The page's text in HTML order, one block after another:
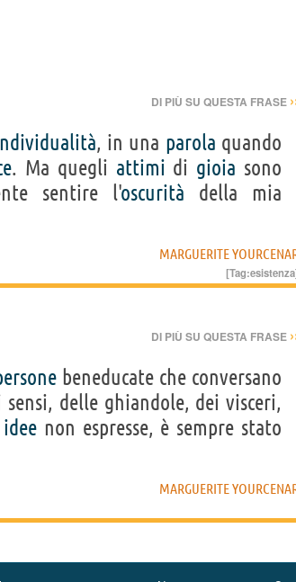
DI PIÙ SU QUESTA FRASE
, in una parola quando
. Ma quegli attimi di gioia sono
sentire l'oscurità della mia
MARGUERITE
[Tag:esistenza
DI PIÙ SU QUESTA FRASE
beneducate che conversano
sensi, delle ghiandole, dei visceri,
ideenon espresse, è sempre stato
MARGUERITE